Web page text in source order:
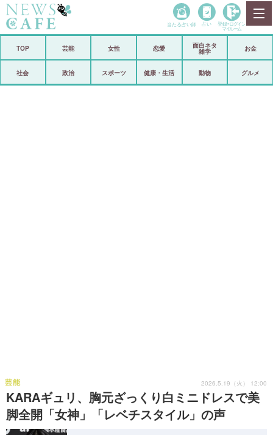
政治
当たる占い師 占い 登録• ログイン
マイルーム
TOP 芸能 女性 恋愛
面白ネタ
雑学
お金
社会 政治 スポーツ 健康・生活 動物 グルメ
KARAギュリ、胸元ざっくり白ミニドレスで美
脚全開「女神」「レベチスタイル」の声
芸能 2026.5.19（火） 12:00